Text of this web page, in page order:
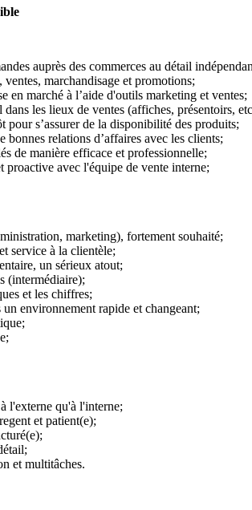
auprès des commerces au détail
marchandisage et promotions;
en marché à l’aide d'outils marketing et ventes;
les lieux de ventes (affiches, présentoirs,
s’assurer de la disponibilité des produits;
relations d’affaires avec les clients;
de manière efficace et professionnelle;
avec l'équipe de vente interne;
marketing), fortement souhaité;
service à la clientèle;
un sérieux atout;
(intermédiaire);
et les chiffres;
environnement rapide et changeant;
l'externe qu'à l'interne;
et patient(e);
et multitâches.